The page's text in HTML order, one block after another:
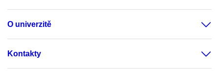
O univerzitě
Kontakty